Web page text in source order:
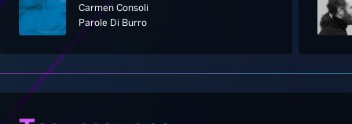
Home
Palinsesto
Notizie
Carmen Consoli
Parole Di Burro